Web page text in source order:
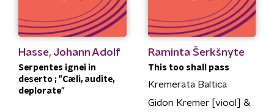
Hasse, Johann Adolf
Serpentes ignei in
deserto ; "Cæli, audite,
deplorate"
Raminta Šerkšnyte
This too shall pass
Kremerata Baltica
Gidon Kremer [viool] &